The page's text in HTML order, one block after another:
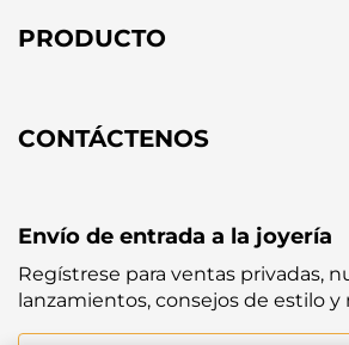
PRODUCTO
CONTÁCTENOS
Envío de entrada a la joyería
Regístrese para ventas privadas,
lanzamientos, consejos de estilo y